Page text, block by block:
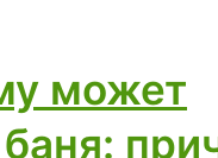
может
баня: